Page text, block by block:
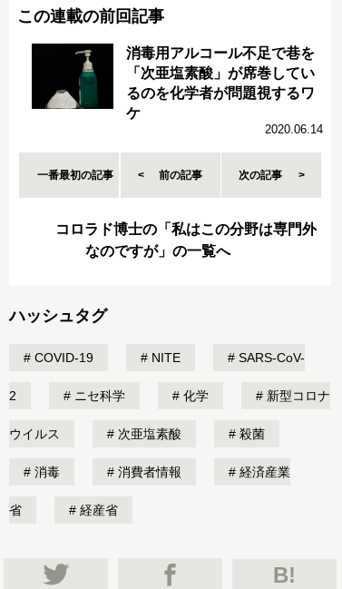
この連載の前回記事
消毒用アルコール不足で巷を
「次亜塩素酸」が席巻してい
るのを化学者が問題視するワ
ケ
2020.06.14
一番最初の記事 前の記事 次の記事
コロラド博士の「私はこの分野は専門外
なのですが」の一覧へ
ハッシュタグ
COVID-19 NITE SARS-CoV-
2 ニセ科学 化学 新型コロナ
ウイルス 次亜塩素酸 殺菌
消毒 消費者情報 経済産業
省 経産省
B!